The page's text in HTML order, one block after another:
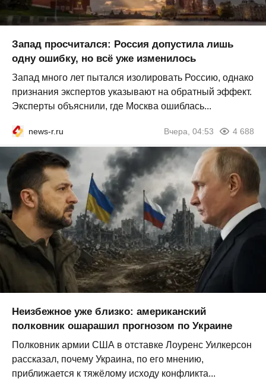
Запад просчитался: Россия допустила лишь
одну ошибку, но всё уже изменилось
Запад много лет пытался изолировать Россию, однако
признания экспертов указывают на обратный эффект.
Эксперты объяснили, где Москва ошиблась...
news-r.ru Вчера, 04:53 4 688
Неизбежное уже близко: американский
полковник ошарашил прогнозом по Украине
Полковник армии США в отставке Лоуренс Уилкерсон
рассказал, почему Украина, по его мнению,
приближается к тяжёлому исходу конфликта...